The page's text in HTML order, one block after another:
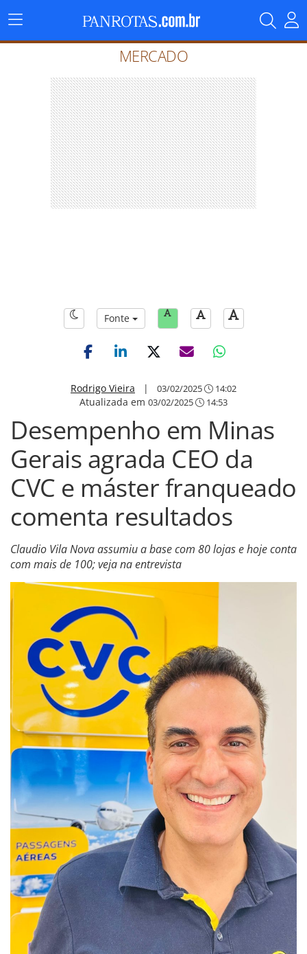
Menu
Principal
MERCADO
Fonte
Rodrigo Vieira | 03/02/2025 14:02
Atualizada em 03/02/2025 14:53
Desempenho em Minas
Gerais agrada CEO da
CVC e máster franqueado
comenta resultados
Claudio Vila Nova assumiu a base com 80 lojas e hoje conta
com mais de 100; veja na entrevista